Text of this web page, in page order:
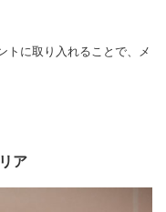
トに取り入れることで、メ
ア